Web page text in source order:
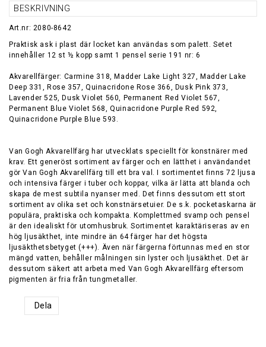
BESKRIVNING
Art.nr: 2080-8642
Praktisk ask i plast där locket kan användas som palett. Setet
innehåller 12 st ½ kopp samt 1 pensel serie 191 nr: 6
Akvarellfärger: Carmine 318, Madder Lake Light 327, Madder Lake
Deep 331, Rose 357, Quinacridone Rose 366, Dusk Pink 373,
Lavender 525, Dusk Violet 560, Permanent Red Violet 567,
Permanent Blue Violet 568, Quinacridone Purple Red 592,
Quinacridone Purple Blue 593.
Van Gogh Akvarellfärg har utvecklats speciellt för konstnärer med
krav. Ett generöst sortiment av färger och en lätthet i användandet
gör Van Gogh Akvarellfärg till ett bra val. I sortimentet finns 72 ljusa
och intensiva färger i tuber och koppar, vilka är lätta att blanda och
skapa de mest subtila nyanser med. Det finns dessutom ett stort
sortiment av olika set och konstnärsetuier. De s.k. pocketaskarna är
populära, praktiska och kompakta. Komplettmed svamp och pensel
är den idealiskt för utomhusbruk. Sortimentet karaktäriseras av en
hög ljusäkthet, inte mindre än 64 färger har det högsta
ljusäkthetsbetyget (+++). Även när färgerna förtunnas med en stor
mängd vatten, behåller målningen sin lyster och ljusäkthet. Det är
dessutom säkert att arbeta med Van Gogh Akvarellfärg eftersom
Dela